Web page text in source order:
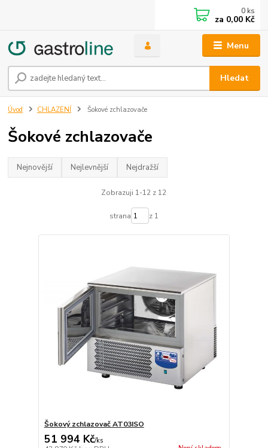
Menu
Hledat
0 ks
za 0,00 Kč
Úvod CHLAZENÍ Šokové zchlazovače
Šokové zchlazovače
Nejnovější Nejlevnější Nejdražší
Zobrazuji 1-12 z 12
strana z 1
Šokový zchlazovač AT03ISO
51 994 Kč/ks